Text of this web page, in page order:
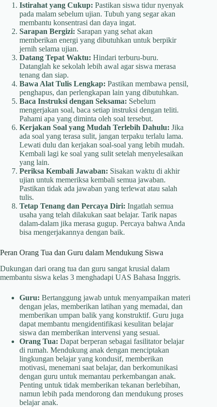
Istirahat yang Cukup: Pastikan siswa tidur nyenyak
pada malam sebelum ujian. Tubuh yang segar akan
membantu konsentrasi dan daya ingat.
Sarapan Bergizi: Sarapan yang sehat akan
memberikan energi yang dibutuhkan untuk berpikir
jernih selama ujian.
Datang Tepat Waktu: Hindari terburu-buru.
Datanglah ke sekolah lebih awal agar siswa merasa
tenang dan siap.
Bawa Alat Tulis Lengkap: Pastikan membawa pensil,
penghapus, dan perlengkapan lain yang dibutuhkan.
Baca Instruksi dengan Seksama: Sebelum
mengerjakan soal, baca setiap instruksi dengan teliti.
Pahami apa yang diminta oleh soal tersebut.
Kerjakan Soal yang Mudah Terlebih Dahulu: Jika
ada soal yang terasa sulit, jangan terpaku terlalu lama.
Lewati dulu dan kerjakan soal-soal yang lebih mudah.
Kembali lagi ke soal yang sulit setelah menyelesaikan
yang lain.
Periksa Kembali Jawaban: Sisakan waktu di akhir
ujian untuk memeriksa kembali semua jawaban.
Pastikan tidak ada jawaban yang terlewat atau salah
tulis.
Tetap Tenang dan Percaya Diri: Ingatlah semua
usaha yang telah dilakukan saat belajar. Tarik napas
dalam-dalam jika merasa gugup. Percaya bahwa Anda
bisa mengerjakannya dengan baik.
Peran Orang Tua dan Guru dalam Mendukung Siswa
Dukungan dari orang tua dan guru sangat krusial dalam
membantu siswa kelas 3 menghadapi UAS Bahasa Inggris.
Guru: Bertanggung jawab untuk menyampaikan materi
dengan jelas, memberikan latihan yang memadai, dan
memberikan umpan balik yang konstruktif. Guru juga
dapat membantu mengidentifikasi kesulitan belajar
siswa dan memberikan intervensi yang sesuai.
Orang Tua: Dapat berperan sebagai fasilitator belajar
di rumah. Mendukung anak dengan menciptakan
lingkungan belajar yang kondusif, memberikan
motivasi, menemani saat belajar, dan berkomunikasi
dengan guru untuk memantau perkembangan anak.
Penting untuk tidak memberikan tekanan berlebihan,
namun lebih pada mendorong dan mendukung proses
belajar anak.